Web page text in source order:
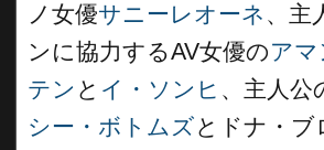
ノ女優サニーレオーネ 、主
ンに協力するAV女優のア
テン と イ・ソンヒ 、主人公
シー・ボトムズとドナ・ブ